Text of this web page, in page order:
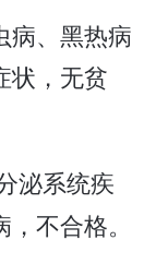
病、黑热病
状，无贫
泌系统疾
不合格。